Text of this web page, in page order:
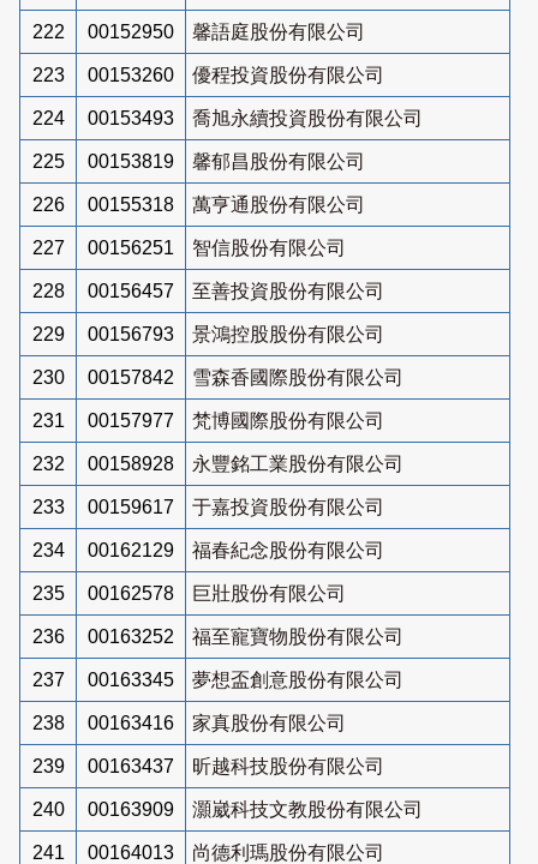
222 00152950 馨語庭股份有限公司
223 00153260 優程投資股份有限公司
224 00153493 喬旭永續投資股份有限公司
225 00153819 馨郁昌股份有限公司
226 00155318 萬亨通股份有限公司
227 00156251 智信股份有限公司
228 00156457 至善投資股份有限公司
229 00156793 景鴻控股股份有限公司
230 00157842 雪森香國際股份有限公司
231 00157977 梵博國際股份有限公司
232 00158928 永豐銘工業股份有限公司
233 00159617 于嘉投資股份有限公司
234 00162129 福春紀念股份有限公司
235 00162578 巨壯股份有限公司
236 00163252 福至寵寶物股份有限公司
237 00163345 夢想盃創意股份有限公司
238 00163416 家真股份有限公司
239 00163437 昕越科技股份有限公司
240 00163909 灝崴科技文教股份有限公司
241 00164013 尚德利瑪股份有限公司